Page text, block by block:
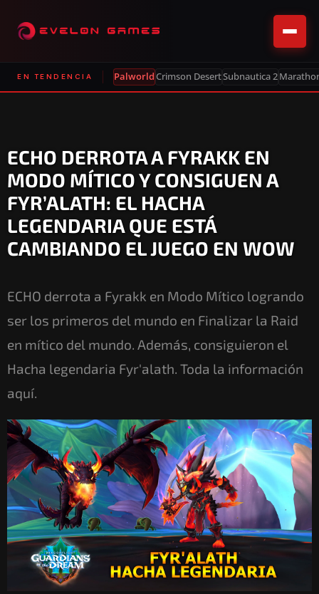
EN TENDENCIA PalworldCrimson DesertSubnautica 2
ECHO DERROTA A FYRAKK EN
MODO MÍTICO Y CONSIGUEN A
FYR’ALATH: EL HACHA
LEGENDARIA QUE ESTÁ
CAMBIANDO EL JUEGO EN WOW
ECHO derrota a Fyrakk en Modo Mítico logrando
ser los primeros del mundo en Finalizar la Raid
en mítico del mundo. Además, consiguieron el
Hacha legendaria Fyr'alath. Toda la información
aquí.